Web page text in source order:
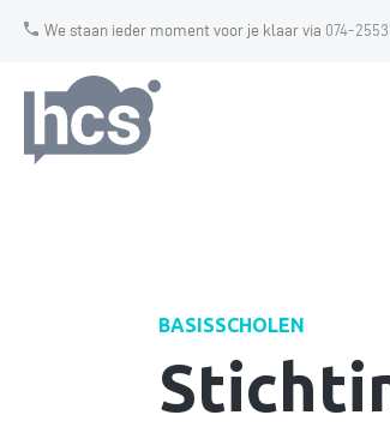
We staan ieder moment voor je klaar via 074-
BASISSCHOLEN